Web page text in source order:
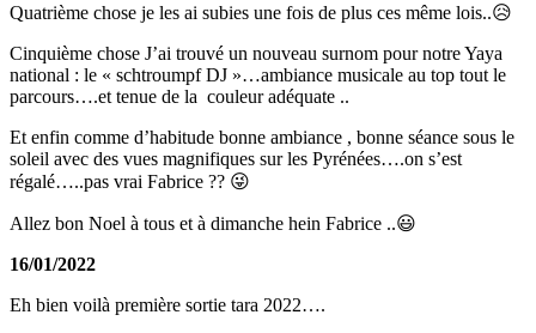
Quatrième chose je les ai subies une fois de plus ces même lois..😥
Cinquième chose J’ai trouvé un nouveau surnom pour notre Yaya
national : le « schtroumpf DJ »…ambiance musicale au top tout le
parcours….et tenue de la couleur adéquate ..
Et enfin comme d’habitude bonne ambiance , bonne séance sous le
soleil avec des vues magnifiques sur les Pyrénées….on s’est
régalé…..pas vrai Fabrice ?? 😜
Allez bon Noel à tous et à dimanche hein Fabrice ..😃
16/01/2022
Eh bien voilà première sortie tara 2022….